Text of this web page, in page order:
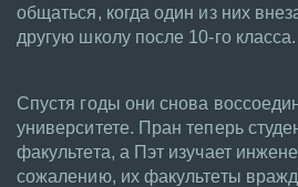
общаться, когда один из них
другую школу после 10-го класса.
Спустя годы они снова
университете. Пран теперь
факультета, а Пэт изучает
сожалению, их факультеты